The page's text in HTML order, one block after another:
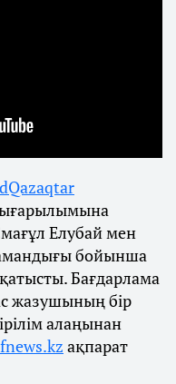
Елубай мен
бойынша
Бағдарлама
жазушының бір
алаңынан
ақпарат